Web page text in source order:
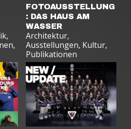
,
,
FOTOAUSSTELLUNG
: DAS HAUS AM
WASSER
Architektur,
Ausstellungen, Kultur,
Publikationen